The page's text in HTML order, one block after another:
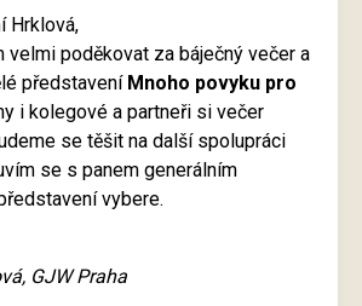
Hrklová,
velmi poděkovat za báječný večer a
představení Mnoho povyku pro
i kolegové a partneři si večer
se těšit na další spolupráci
se s panem generálním
vybere.
GJW Praha